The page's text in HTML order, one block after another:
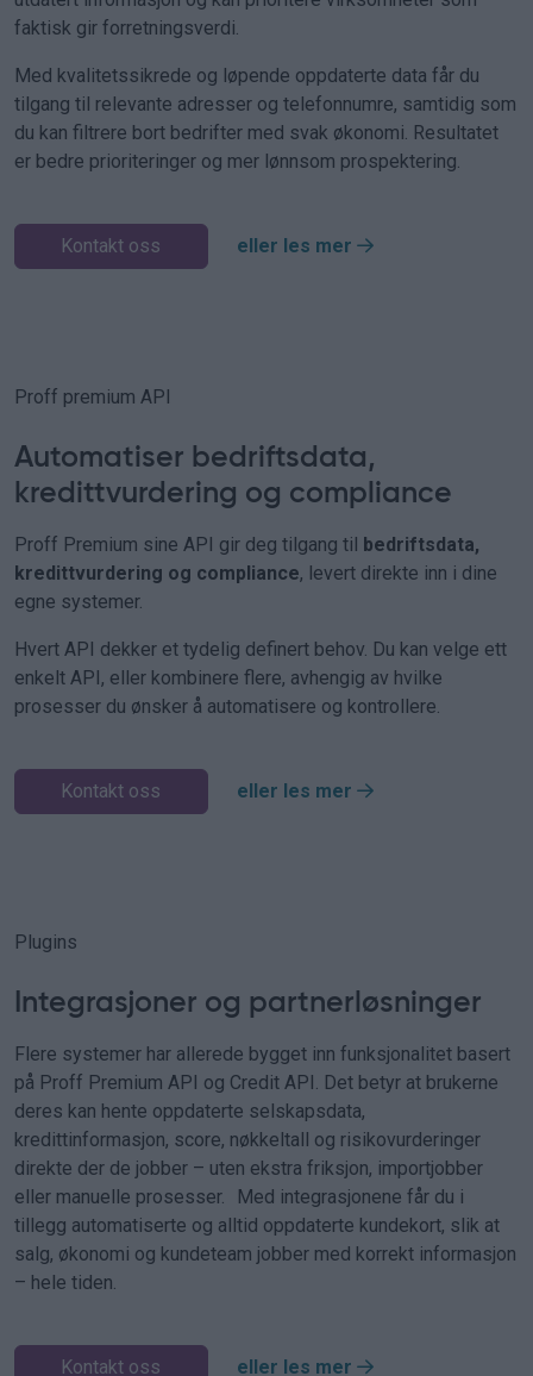
faktisk gir forretningsverdi.
Med kvalitetssikrede og løpende oppdaterte data får du
tilgang til relevante adresser og telefonnumre, samtidig som
du kan filtrere bort bedrifter med svak økonomi. Resultatet
er bedre prioriteringer og mer lønnsom prospektering.
Kontakt oss eller les mer
Proff premium API
Automatiser bedriftsdata,
kredittvurdering og compliance
Proff Premium sine API gir deg tilgang til
bedriftsdata,
kredittvurdering og compliance, levert direkte inn i dine
egne systemer.
Hvert API dekker et tydelig definert behov. Du kan velge ett
enkelt API, eller kombinere flere, avhengig av hvilke
prosesser du ønsker å automatisere og kontrollere.
Kontakt oss eller les mer
Plugins
Integrasjoner og partnerløsninger
Flere systemer har allerede bygget inn funksjonalitet basert
på Proff Premium API og Credit API. Det betyr at brukerne
deres kan hente oppdaterte selskapsdata,
kredittinformasjon, score, nøkkeltall og risikovurderinger
direkte der de jobber – uten ekstra friksjon, importjobber
eller manuelle prosesser. Med integrasjonene får du i
tillegg automatiserte og alltid oppdaterte kundekort, slik at
salg, økonomi og kundeteam jobber med korrekt informasjon
– hele tiden.
Kontakt oss eller les mer